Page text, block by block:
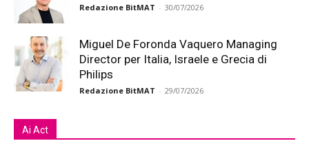
Redazione BitMAT - 30/07/2026
Miguel De Foronda Vaquero Managing
Director per Italia, Israele e Grecia di
Philips
Redazione BitMAT - 29/07/2026
Ai Act